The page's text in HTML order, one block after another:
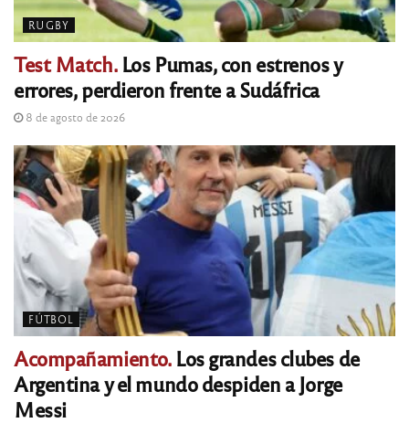
RUGBY
Test Match.Los Pumas, con estrenos y
errores, perdieron frente a Sudáfrica
8 de agosto de 2026
FÚTBOL
Acompañamiento.Los grandes clubes de
Argentina y el mundo despiden a Jorge
Messi